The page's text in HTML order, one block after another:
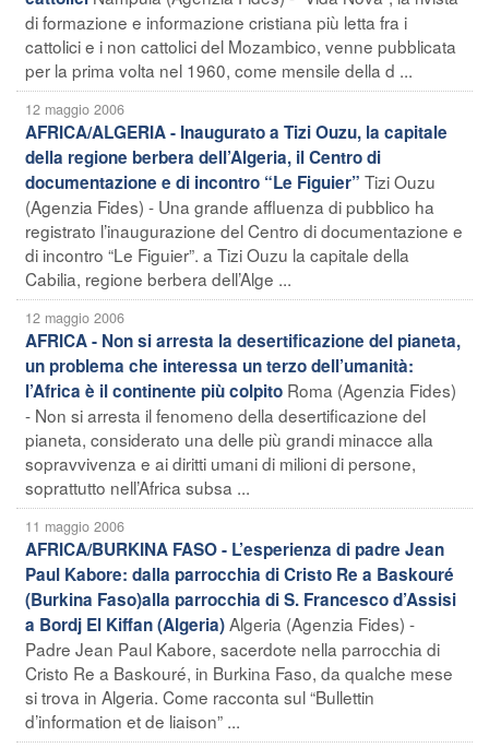
di formazione e informazione cristiana più letta fra i
cattolici e i non cattolici del Mozambico, venne pubblicata
per la prima volta nel 1960, come mensile della d ...
12 maggio 2006
AFRICA/ALGERIA - Inaugurato a Tizi Ouzu, la capitale
della regione berbera dell’Algeria, il Centro di
documentazione e di incontro “Le Figuier” Tizi Ouzu
(Agenzia Fides) - Una grande affluenza di pubblico ha
registrato l’inaugurazione del Centro di documentazione e
di incontro “Le Figuier”. a Tizi Ouzu la capitale della
Cabilia, regione berbera dell’Alge ...
12 maggio 2006
AFRICA - Non si arresta la desertificazione del pianeta,
un problema che interessa un terzo dell’umanità:
l’Africa è il continente più colpito Roma (Agenzia Fides)
- Non si arresta il fenomeno della desertificazione del
pianeta, considerato una delle più grandi minacce alla
sopravvivenza e ai diritti umani di milioni di persone,
soprattutto nell’Africa subsa ...
11 maggio 2006
AFRICA/BURKINA FASO - L’esperienza di padre Jean
Paul Kabore: dalla parrocchia di Cristo Re a Baskouré
(Burkina Faso)alla parrocchia di S. Francesco d’Assisi
a Bordj El Kiffan (Algeria)Algeria (Agenzia Fides) -
Padre Jean Paul Kabore, sacerdote nella parrocchia di
Cristo Re a Baskouré, in Burkina Faso, da qualche mese
si trova in Algeria. Come racconta sul “Bullettin
d’information et de liaison” ...